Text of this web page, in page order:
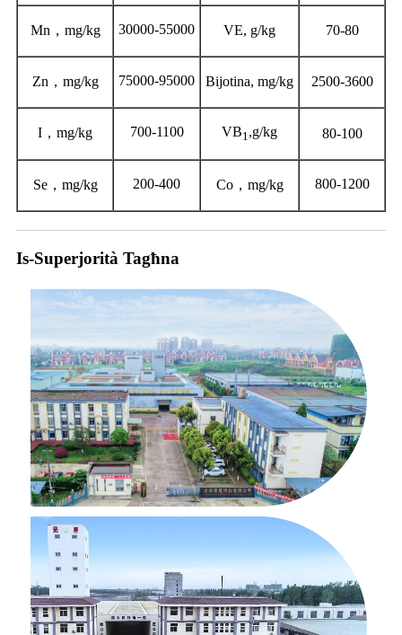
Mn ， mg/kg 30000-55000 VE, g/kg 70-80
Zn ， mg/kg 75000-95000 Bijotina, mg/kg 2500-3600
I ， mg/kg 700-1100 VB1,g/kg 80-100
Se， mg/kg 200-400 Co， mg/kg 800-1200
Is-Superjorità Tagħna